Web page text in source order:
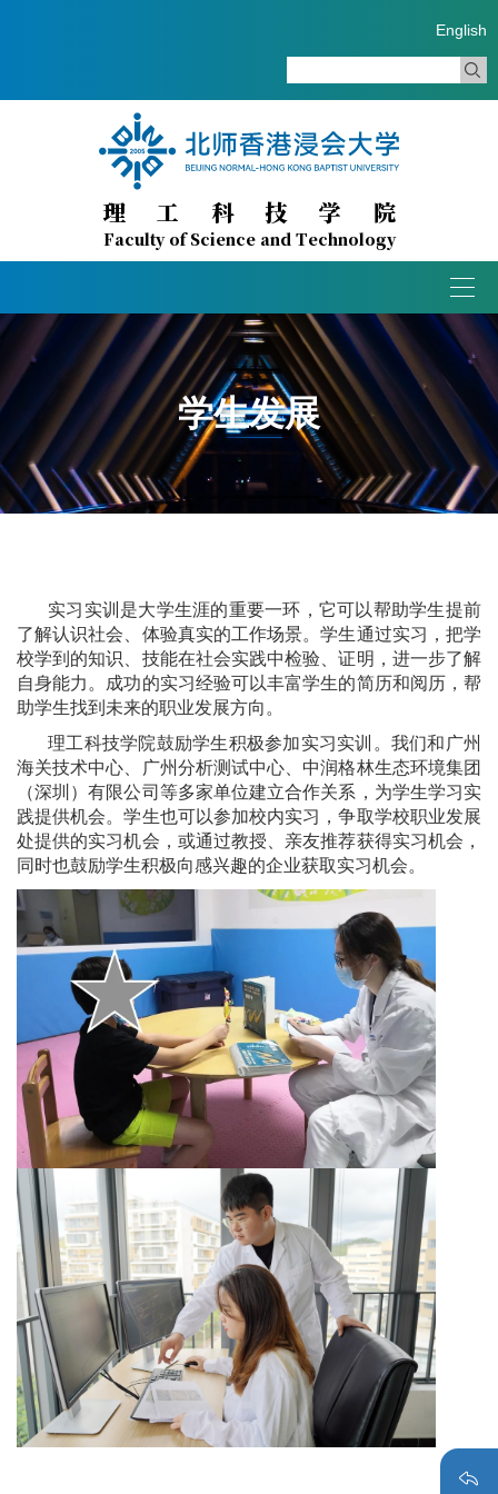
理工科技学院
Faculty of Science and Technology
English
学生发展
实习实训是大学生涯的重要一环，它可以帮助学生提前
了解认识社会、体验真实的工作场景。学生通过实习，把学
校学到的知识、技能在社会实践中检验、证明，进一步了解
自身能力。成功的实习经验可以丰富学生的简历和阅历，帮
助学生找到未来的职业发展方向。
理工科技学院鼓励学生积极参加实习实训。我们和广州
海关技术中心、广州分析测试中心、中润格林生态环境集团
（深圳）有限公司等多家单位建立合作关系，为学生学习实
践提供机会。学生也可以参加校内实习，争取学校职业发展
处提供的实习机会，或通过教授、亲友推荐获得实习机会，
同时也鼓励学生积极向感兴趣的企业获取实习机会。